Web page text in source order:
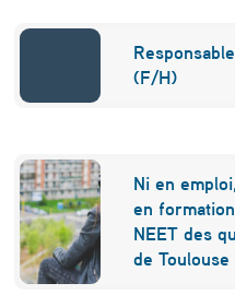
(F/H)
Ni en
en
NEET des
de